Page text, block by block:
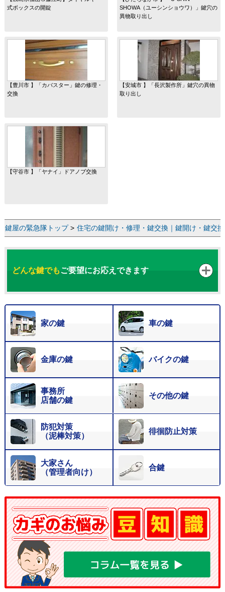
式ボックスの開錠
SHOWA（ユーシンショウワ）」鍵穴の
異物取り出し
【豊川市 】「カバスター」鍵の修理・
交換
【安城市 】「長沢製作所」鍵穴の異物
取り出し
【守谷市 】「ヤナイ」ドアノブ交換
鍵屋の緊急隊トップ> 住宅の鍵開け・修理・鍵交換｜鍵開け・鍵交
どんな鍵でもご要望にお応えできます
家の鍵 車の鍵
金庫の鍵 バイクの鍵
事務所
店舗の鍵
その他の鍵
防犯対策
（泥棒対策）
徘徊防止対策
大家さん
（管理者向け）
合鍵